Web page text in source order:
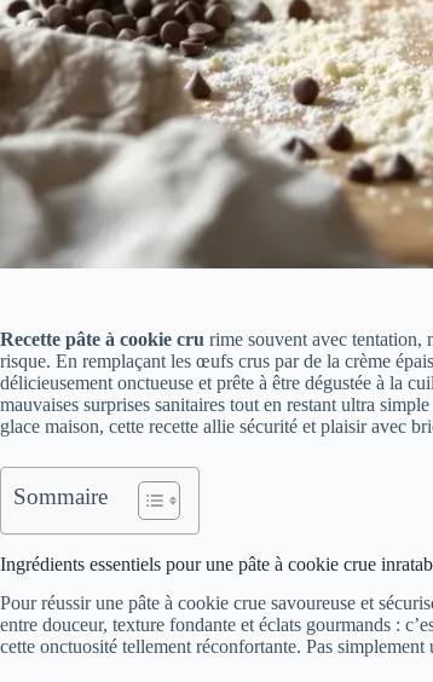
Recette pâte à cookie cru rime souvent avec tentation,
risque. En remplaçant les œufs crus par de la crème
délicieusement onctueuse et prête à être dégustée à la
mauvaises surprises sanitaires tout en restant ultra
glace maison, cette recette allie sécurité et plaisir avec
Sommaire
Ingrédients essentiels pour une pâte à cookie crue
Pour réussir une pâte à cookie crue savoureuse et
entre douceur, texture fondante et éclats gourmands :
cette onctuosité tellement réconfortante. Pas